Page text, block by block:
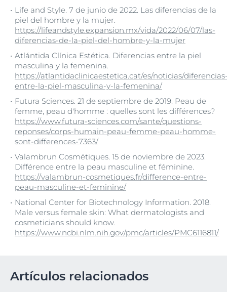
Life and Style. 7 de junio de 2022. Las diferencias de la
piel del hombre y la mujer.
https://lifeandstyle.expansion.mx/vida/2022/06/07/las-
diferencias-de-la-piel-del-hombre-y-la-mujer
Atlántida Clínica Estética. Diferencias entre la piel
masculina y la femenina.
https://atlantidaclinicaestetica.cat/es/noticias/
entre-la-piel-masculina-y-la-femenina/
Futura Sciences. 21 de septiembre de 2019. Peau de
femme, peau d'homme : quelles sont les différences?
https://www.futura-sciences.com/sante/questions-
reponses/corps-humain-peau-femme-peau-homme-
sont-differences-7363/
Valambrun Cosmétiques. 15 de noviembre de 2023.
Différence entre la peau masculine et féminine.
https://valambrun-cosmetiques.fr/difference-entre-
peau-masculine-et-feminine/
National Center for Biotechnology Information. 2018.
Male versus female skin: What dermatologists and
cosmeticians should know.
https://www.ncbi.nlm.nih.gov/pmc/articles/PMC6116811/
Artículos relacionados